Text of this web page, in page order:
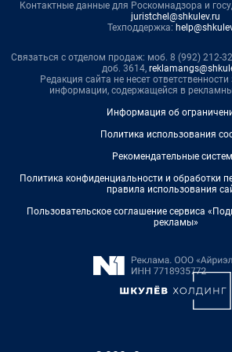
Контактные данные для Роскомнадзора и
juristchel@shkulev.ru
Техподдержка:
Связаться с отделом продаж: моб. 8 (992) 212-
доб. 3614,
Редакция сайта не несет
информации, содержащейся в
Информация об
Политика использования
Рекомендательные
Политика конфиденциальности и обработки
правила использования
Пользовательское соглашение сервиса
рекламы»